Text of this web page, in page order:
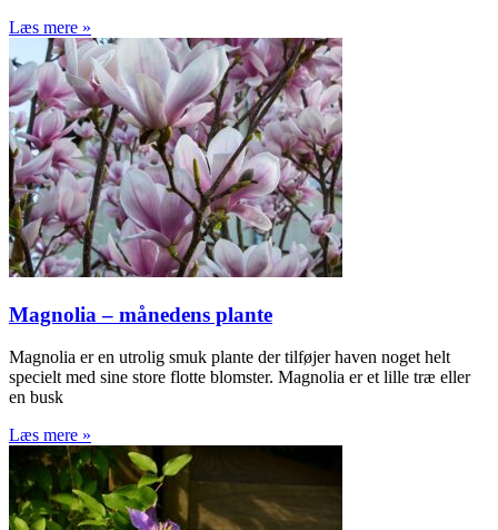
Læs mere »
Magnolia – månedens plante
Magnolia er en utrolig smuk plante der tilføjer haven noget helt
specielt med sine store flotte blomster. Magnolia er et lille træ eller
en busk
Læs mere »